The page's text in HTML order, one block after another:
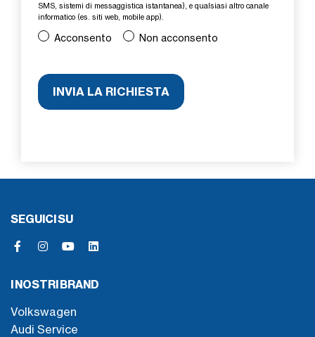
SMS, sistemi di messaggistica istantanea), e qualsiasi altro canale
informatico (es. siti web, mobile app).
Acconsento Non acconsento
SEGUICI SU
I NOSTRI BRAND
Volkswagen
Audi Service